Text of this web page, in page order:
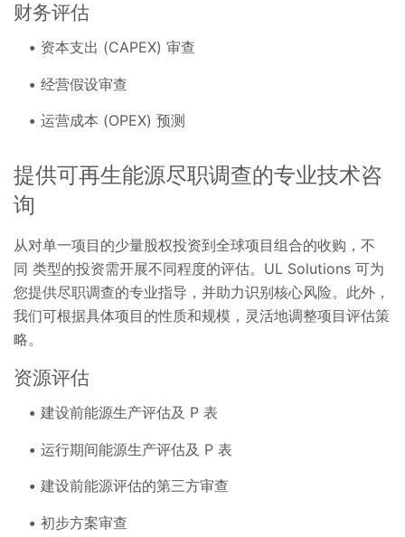
财务评估
资本支出 (CAPEX) 审查
经营假设审查
运营成本 (OPEX) 预测
提供可再生能源尽职调查的专业技术咨
询
从对单一项目的少量股权投资到全球项目组合的收购，不
同 类型的投资需开展不同程度的评估。UL Solutions 可为
您提供尽职调查的专业指导，并助力识别核心风险。此外，
我们可根据具体项目的性质和规模，灵活地调整项目评估策
略。
资源评估
建设前能源生产评估及 P 表
运行期间能源生产评估及 P 表
建设前能源评估的第三方审查
初步方案审查